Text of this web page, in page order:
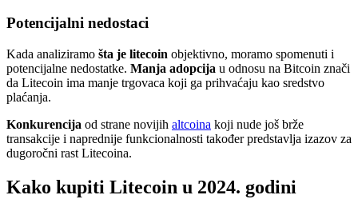
Potencijalni nedostaci
Kada analiziramo šta je litecoin objektivno, moramo spomenuti i
potencijalne nedostatke. Manja adopcija u odnosu na Bitcoin znači
da Litecoin ima manje trgovaca koji ga prihvaćaju kao sredstvo
plaćanja.
Konkurencija od strane novijih altcoina koji nude još brže
transakcije i naprednije funkcionalnosti također predstavlja izazov za
dugoročni rast Litecoina.
Kako kupiti Litecoin u 2024. godini